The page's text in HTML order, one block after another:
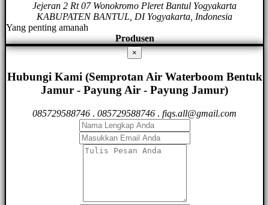
Jejeran 2 Rt 07 Wonokromo Pleret Bantul Yogyakarta
KABUPATEN BANTUL, DI Yogyakarta, Indonesia
Yang penting amanah
Produsen
×
Hubungi Kami (Semprotan Air Waterboom Bentuk
Jamur - Payung Air - Payung Jamur)
085729588746 . 085729588746 . fiqs.all@gmail.com